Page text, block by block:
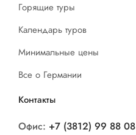
Горящие туры
Календарь туров
Минимальные цены
Все о Германии
Контакты
Офис: +7 (3812) 99 88 08